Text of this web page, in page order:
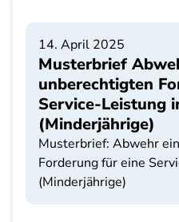
14. April 2025
Musterbrief
unberechtigten
Service-Leistung
(Minderjährige)
Musterbrief: Abwehr
Forderung für eine
(Minderjährige)